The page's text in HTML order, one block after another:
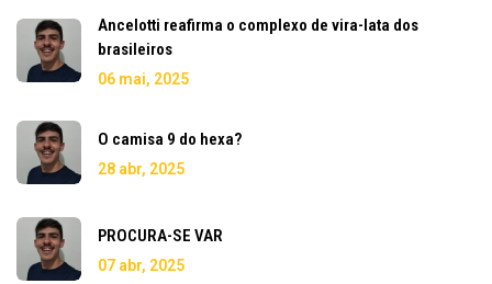
Ancelotti reafirma o complexo de vira-lata dos
brasileiros
06 mai, 2025
O camisa 9 do hexa?
28 abr, 2025
PROCURA-SE VAR
07 abr, 2025